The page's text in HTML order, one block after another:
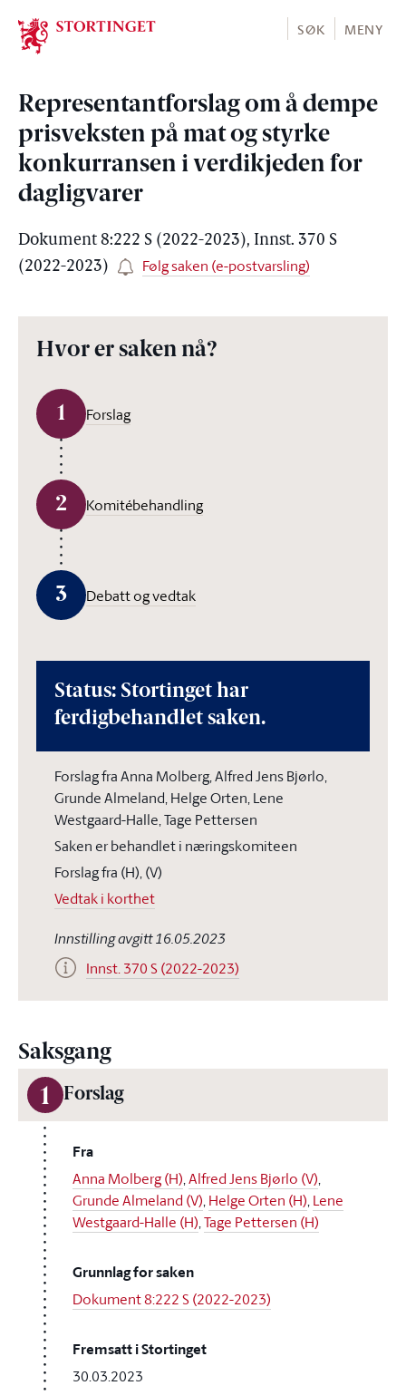
Stortinget.no
SØK MENY
Representantforslag om å dempe
prisveksten på mat og styrke
konkurransen i verdikjeden for
dagligvarer
Dokument 8:222 S (2022-2023), Innst. 370 S
(2022-2023)
Følg saken (e-postvarsling)
Hvor er saken nå?
1 Forslag
2 Komitébehandling
3 Debatt og vedtak
Status: Stortinget har
ferdigbehandlet saken.
Forslag fra Anna Molberg, Alfred Jens Bjørlo,
Grunde Almeland, Helge Orten, Lene
Westgaard-Halle, Tage Pettersen
Saken er behandlet i næringskomiteen
Forslag fra (H), (V)
Vedtak i korthet
Innstilling avgitt 16.05.2023
Innst. 370 S (2022-2023)
Saksgang
1 Forslag
Fra
Anna Molberg (H),Alfred Jens Bjørlo (V),
Grunde Almeland (V),Helge Orten (H),Lene
Westgaard-Halle (H),Tage Pettersen (H)
Grunnlag for saken
Dokument 8:222 S (2022-2023)
Fremsatt i Stortinget
30.03.2023